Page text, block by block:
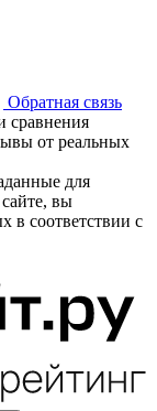
Обратная связь
сравнения
от реальных
для
вы
в соответствии с